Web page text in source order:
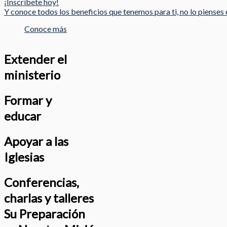
Y conoce todos los beneficios que tenemos para ti, no lo pienses
Conoce más
Extender el
ministerio
Formar y
educar
Apoyar a las
Iglesias
Conferencias,
charlas y talleres
Su Preparación